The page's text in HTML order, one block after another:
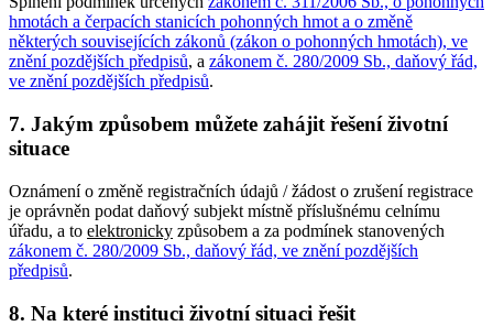
hmotách a čerpacích stanicích pohonných hmot a o změně
některých souvisejících zákonů (zákon o pohonných hmotách), ve
znění pozdějších předpisů, a zákonem č. 280/2009 Sb., daňový řád,
ve znění pozdějších předpisů.
7. Jakým způsobem můžete zahájit řešení životní
situace
Oznámení o změně registračních údajů / žádost o zrušení registrace
je oprávněn podat daňový subjekt místně příslušnému celnímu
úřadu, a to elektronicky způsobem a za podmínek stanovených
zákonem č. 280/2009 Sb., daňový řád, ve znění pozdějších
předpisů.
8. Na které instituci životní situaci řešit